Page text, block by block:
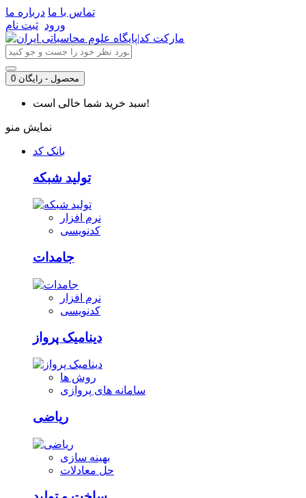
تماس با ما درباره ما
ورود ثبت نام
0 محصول - رایگان
سبد خرید شما خالی است!
نمایش منو
بانک کد
تولید شبکه
نرم افزار
کدنویسی
جامدات
نرم افزار
کدنویسی
دینامیک پرواز
روش ها
سامانه های پروازی
ریاضی
بهینه سازی
حل معادلات